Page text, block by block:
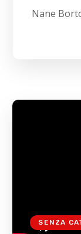
Nane
SENZA